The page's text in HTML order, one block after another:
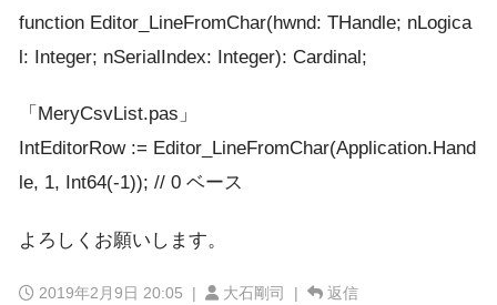
function Editor_LineFromChar(hwnd: THandle; nLogica
l: Integer; nSerialIndex: Integer): Cardinal;
「MeryCsvList.pas」
IntEditorRow := Editor_LineFromChar(Application.Hand
le, 1, Int64(-1)); // 0 ベース
よろしくお願いします。
2019年2月9日 20:05 | 大石剛司 | 返信